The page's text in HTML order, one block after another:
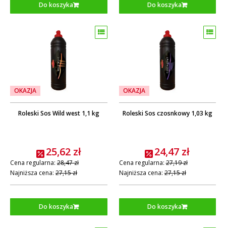
Do koszyka Do koszyka
OKAZJA
Roleski Sos Wild west 1,1 kg
25,62 zł
Cena regularna: 28,47 zł
Najniższa cena: 27,15 zł
Do koszyka
OKAZJA
Roleski Sos czosnkowy 1,03 kg
24,47 zł
Cena regularna: 27,19 zł
Najniższa cena: 27,15 zł
Do koszyka